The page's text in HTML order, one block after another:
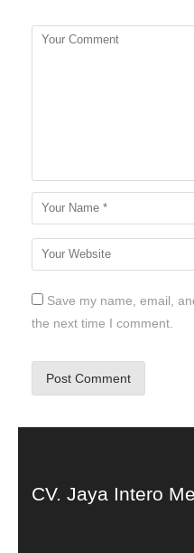
Save my name, email,
the next time I comment.
CV. Jaya Intero